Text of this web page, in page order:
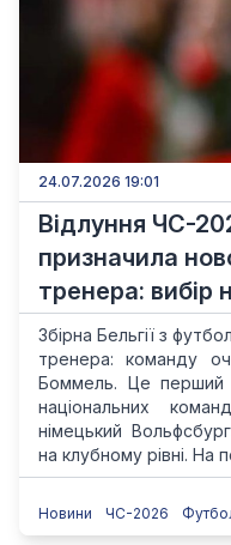
24.07.2026 19:01
Відлуння ЧС-
призначила
тренера: вибір
Збірна Бельгії з
тренера: команду
Боммель. Це перший
національних
німецький
на клубному рівні. На
Новини ЧС-2026